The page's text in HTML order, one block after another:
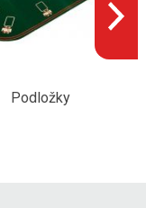
Podložky